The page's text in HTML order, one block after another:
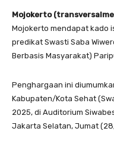
Mojokerto
Mojokerto mendapat kado
predikat Swasti Saba
Berbasis Masyarakat)
Penghargaan ini
Kabupaten/Kota Sehat
2025, di Auditorium
Jakarta Selatan, Jumat